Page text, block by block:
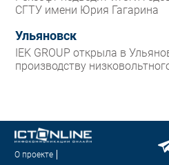
СГТУ имени Юрия Гагарина
Ульяновск
IEK GROUP открыла в
производству
О проекте